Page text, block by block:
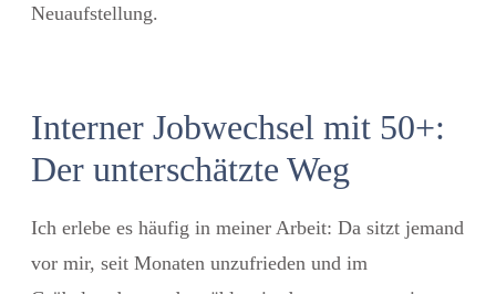
Neuaufstellung.
Interner Jobwechsel mit 50+:
Der unterschätzte Weg
Ich erlebe es häufig in meiner Arbeit: Da sitzt jemand
vor mir, seit Monaten unzufrieden und im